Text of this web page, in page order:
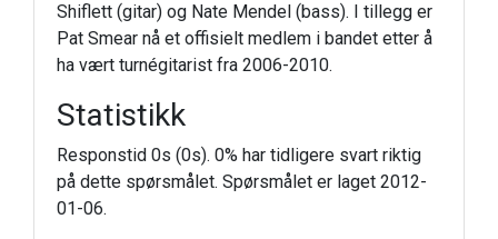
Shiflett (gitar) og Nate Mendel (bass). I tillegg er
Pat Smear nå et offisielt medlem i bandet etter å
ha vært turnégitarist fra 2006-2010.
Statistikk
Responstid 0s (0s). 0% har tidligere svart riktig
på dette spørsmålet. Spørsmålet er laget 2012-
01-06.